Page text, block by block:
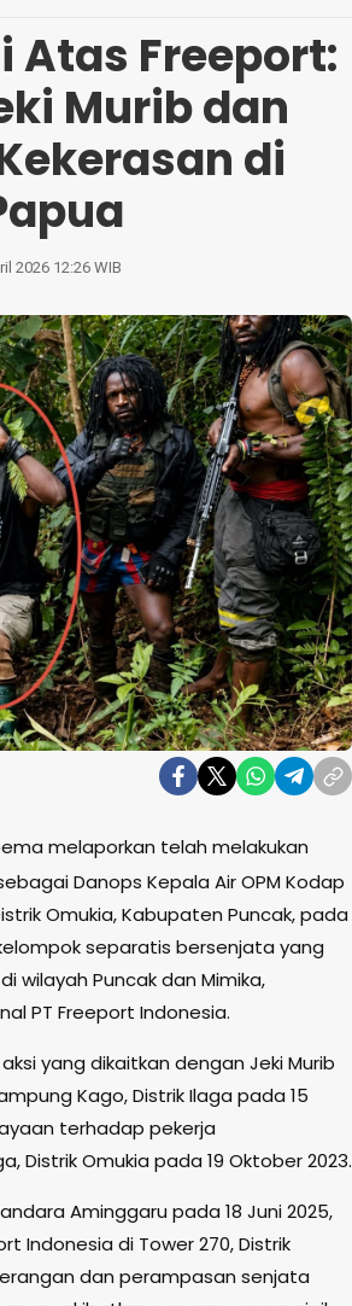
Freeport:
Murib dan
di
2026 12:26 WIB
melaporkan telah melakukan
Danops Kepala Air OPM Kodap
Omukia, Kabupaten Puncak, pada
separatis bersenjata yang
wilayah Puncak dan Mimika,
PT Freeport Indonesia.
yang dikaitkan dengan Jeki Murib
Kago, Distrik Ilaga pada 15
terhadap pekerja
Distrik Omukia pada 19 Oktober 2023.
Aminggaru pada 18 Juni 2025,
Indonesia di Tower 270, Distrik
dan perampasan senjata